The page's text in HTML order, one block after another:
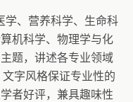
学、营养科学、生命科
机科学、物理学与化
题，讲述各专业领域
字风格保证专业性的
者好评，兼具趣味性